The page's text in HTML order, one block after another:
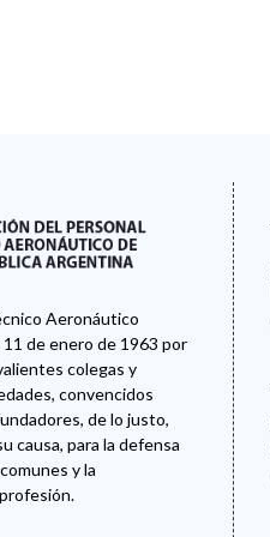
Aeronáutico
de enero de 1963 por
colegas y
convencidos
de lo justo,
causa, para la defensa
y la